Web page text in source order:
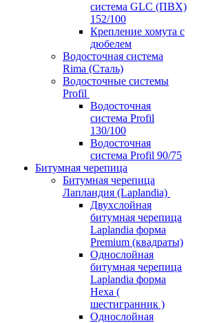
система GLC (ПВХ)
152/100
Крепление хомута с
дюбелем
Водосточная система
Rima (Сталь)
Водосточные системы
Profil
Водосточная
система Profil
130/100
Водосточная
система Profil 90/75
Битумная черепица
Битумная черепица
Лапландия (Laplandia)
Двухслойная
битумная черепица
Laplandia форма
Premium (квадраты)
Однослойная
битумная черепица
Laplandia форма
Hexa (
шестигранник )
Однослойная